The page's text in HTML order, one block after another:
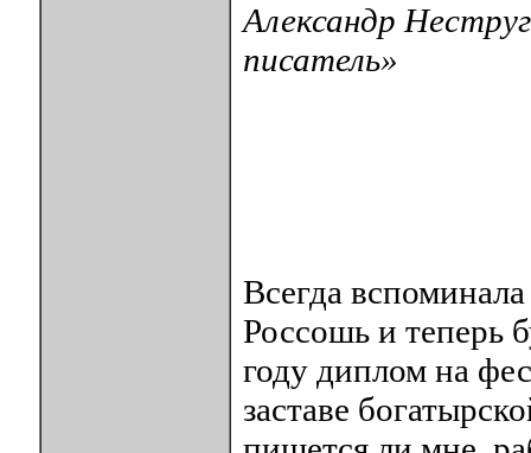
Александр
писатель»
Всегда
Россошь и теперь
году диплом на
заставе